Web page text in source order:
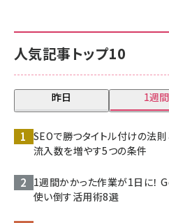
人気記事トップ10
昨日 1週間
SEOで勝つタイトル付けの法
流入数を増やす5つの条件
1週間かかった作業が1日に
使い倒す活用術8選